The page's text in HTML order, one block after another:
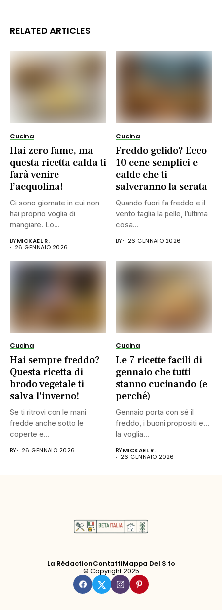
RELATED ARTICLES
Cucina
Hai zero fame, ma
questa ricetta calda ti
farà venire
l’acquolina!
Ci sono giornate in cui non
hai proprio voglia di
mangiare. Lo...
BYMICKAEL R.
26 GENNAIO 2026
Cucina
Freddo gelido? Ecco
10 cene semplici e
calde che ti
salveranno la serata
Quando fuori fa freddo e il
vento taglia la pelle, l’ultima
cosa...
BY 26 GENNAIO 2026
Cucina
Hai sempre freddo?
Questa ricetta di
brodo vegetale ti
salva l’inverno!
Se ti ritrovi con le mani
fredde anche sotto le
coperte e...
BY 26 GENNAIO 2026
Cucina
Le 7 ricette facili di
gennaio che tutti
stanno cucinando (e
perché)
Gennaio porta con sé il
freddo, i buoni propositi e…
la voglia...
BYMICKAEL R.
26 GENNAIO 2026
La RédactionContattiMappa Del Sito
© Copyright 2025